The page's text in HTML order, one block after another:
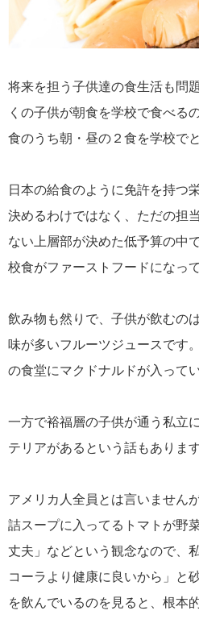
将来を担う子供達の食生活も問
くの子供が朝食を学校で食べる
食のうち朝・昼の２食を学校で
日本の給食のように免許を持つ
決めるわけではなく、ただの担
ない上層部が決めた低予算の中
校食がファーストフードになっ
飲み物も然りで、子供が飲むの
味が多いフルーツジュースです
の食堂にマクドナルドが入って
一方で裕福層の子供が通う私立
テリアがあるという話もあります
アメリカ人全員とは言いません
詰スープに入ってるトマトが野
丈夫」などという観念なので、
コーラより健康に良いから」と
を飲んでいるのを見ると、根本